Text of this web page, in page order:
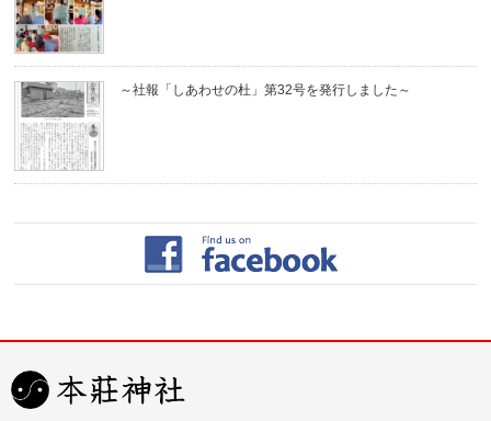
～社報「しあわせの杜」第32号を発行しました～